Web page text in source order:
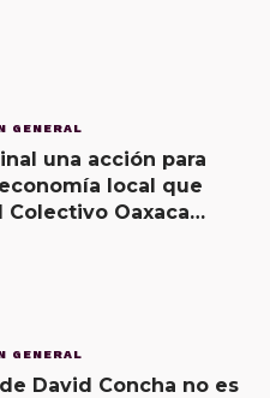
GENERAL
una acción para
local que
Colectivo Oaxaca
GENERAL
David Concha no es